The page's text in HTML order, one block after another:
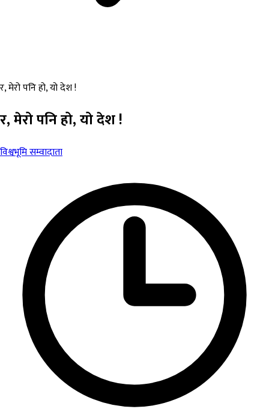
र, मेरो पनि हो, यो देश !
र, मेरो पनि हो, यो देश !
विश्वभूमि सम्वादाता